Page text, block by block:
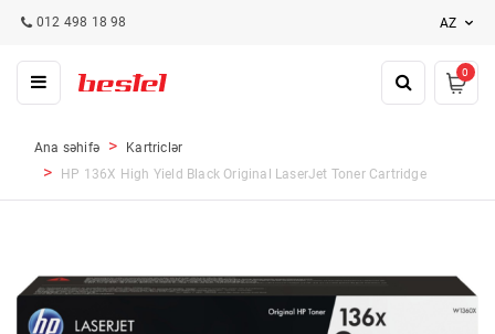
012 498 18 98 AZ
0
Ana səhifə
Kartriclər
HP 136X High Yield Black Original LaserJet Toner Cartridge